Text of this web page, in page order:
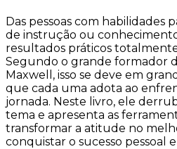
Das pessoas com habilidades
de instrução ou
resultados práticos
Segundo o grande formador
Maxwell, isso se deve em
que cada uma adota ao
jornada. Neste livro, ele
tema e apresenta as
transformar a atitude no
conquistar o sucesso pessoal